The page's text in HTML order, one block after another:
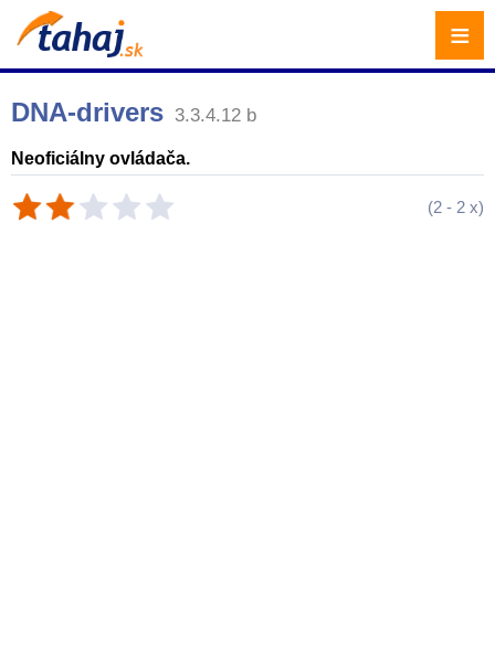
DNA-drivers 3.3.4.12 b
Neoficiálny ovládača.
(2 - 2 x)
≡